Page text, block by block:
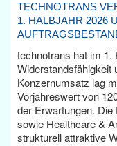
TECHNOTRANS
1. HALBJAHR 2026
technotrans hat im 1.
Widerstandsfähigkeit
Konzernumsatz lag
Vorjahreswert von
der Erwartungen.
sowie Healthcare &
strukturell attraktive